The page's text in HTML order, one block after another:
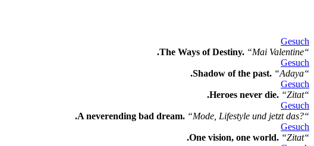
Gesuch
.The Ways of Destiny. “Mai Valentine“
Gesuch
.Shadow of the past. “Adaya“
Gesuch
.Heroes never die. “Zitat“
Gesuch
.A neverending bad dream. “Mode, Lifestyle und jetzt das?“
Gesuch
.One vision, one world. “Zitat“